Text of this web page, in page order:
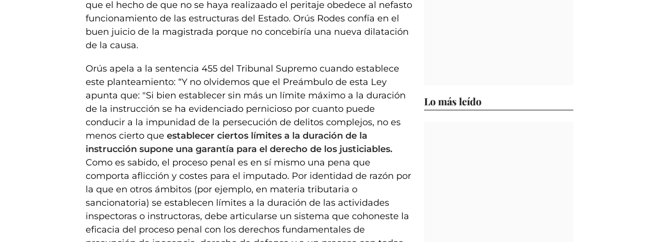
que el hecho de que no se haya realizaado el peritaje obedece al nefasto
funcionamiento de las estructuras del Estado. Orús Rodes confía en el
buen juicio de la magistrada porque no concebiría una nueva dilatación
de la causa.
Orús apela a la sentencia 455 del Tribunal Supremo cuando establece
este planteamiento: “Y no olvidemos que el Preámbulo de esta Ley
apunta que: "Si bien establecer sin más un límite máximo a la duración
de la instrucción se ha evidenciado pernicioso por cuanto puede
conducir a la impunidad de la persecución de delitos complejos, no es
menos cierto que establecer ciertos límites a la duración de la
instrucción supone una garantía para el derecho de los justiciables.
Como es sabido, el proceso penal es en sí mismo una pena que
comporta aflicción y costes para el imputado. Por identidad de razón por
la que en otros ámbitos (por ejemplo, en materia tributaria o
sancionatoria) se establecen límites a la duración de las actividades
inspectoras o instructoras, debe articularse un sistema que cohoneste la
eficacia del proceso penal con los derechos fundamentales de
Lo más leído